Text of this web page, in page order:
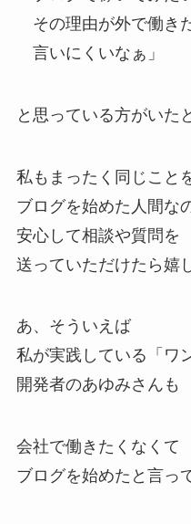
その理由が外で働き
言いにくいなぁ」
と思っている方がいた
私もまったく同じこと
ブログを始めた人間な
安心して相談や質問を
送っていただけたら嬉
あ、そういえば
私が実践している「ワ
開発者のあゆみさんも
会社で働きたくなくて
ブログを始めたと言っ